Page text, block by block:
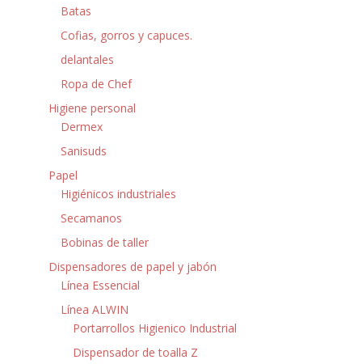
Batas
Cofias, gorros y capuces.
delantales
Ropa de Chef
Higiene personal
Dermex
Sanisuds
Papel
Higiénicos industriales
Secamanos
Bobinas de taller
Dispensadores de papel y jabón
Línea Essencial
Línea ALWIN
Portarrollos Higienico Industrial
Dispensador de toalla Z